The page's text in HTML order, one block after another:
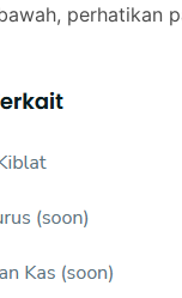
perhatikan